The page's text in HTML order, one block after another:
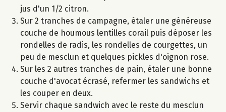
jus d'un 1/2 citron.
Sur 2 tranches de campagne, étaler une généreuse
couche de houmous lentilles corail puis déposer les
rondelles de radis, les rondelles de courgettes, un
peu de mesclun et quelques pickles d'oignon rose.
Sur les 2 autres tranches de pain, étaler une bonne
couche d'avocat écrasé, refermer les sandwichs et
les couper en deux.
Servir chaque sandwich avec le reste du mesclun